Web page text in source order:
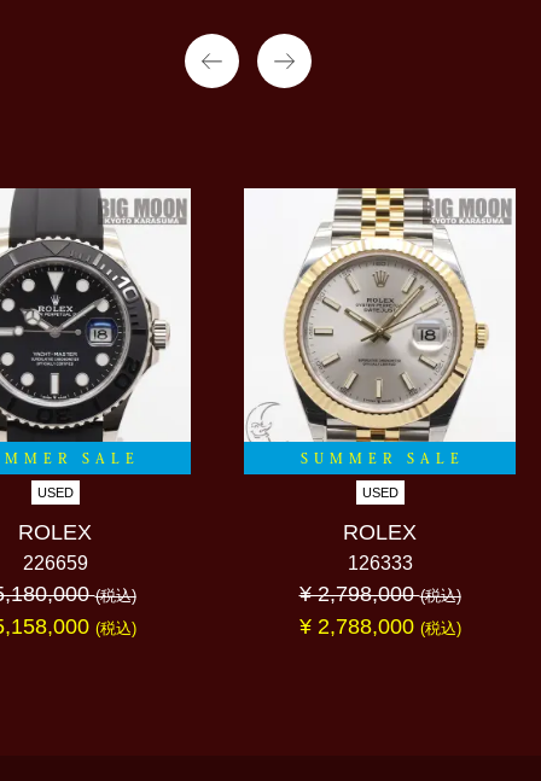
SALE
USED
ROLEX
226659
(税込)
(税込)
SUMMER SALE
USED
ROLEX
126333
¥ 2,798,000(税込)
¥ 2,788,000 (税込)